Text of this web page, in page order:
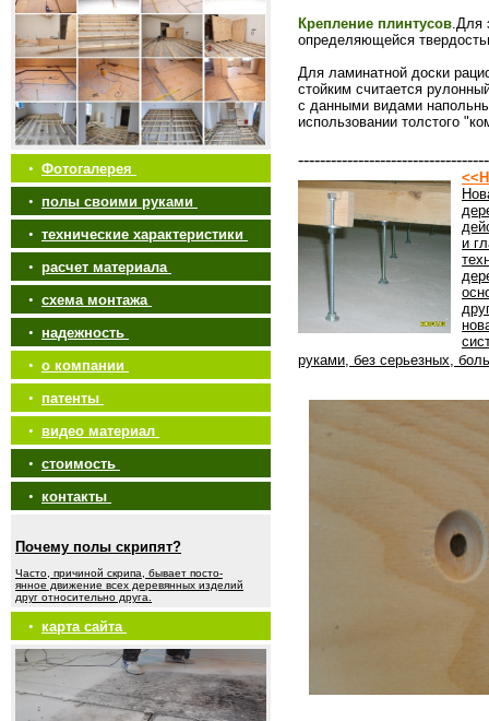
• Фотогалерея
• полы своими руками
• технические характеристики
• расчет материала
• схема монтажа
• надежность
• о компании
• патенты
• видео материал
• стоимость
• контакты
Почему полы скрипят?
Часто, причиной скрипа, бывает посто-
янное движение всех деревянных изделий
друг относительно друга.
• карта сайта
Крепление плинтусов.Для
определяющейся
Для ламинатной доски
стойким считается
с данными видами
использовании толстого
и
руками, без серьезных,